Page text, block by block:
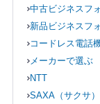
中古ビジネスフ
新品ビジネスフ
コードレス電話
メーカーで選ぶ
NTT
SAXA（サクサ）